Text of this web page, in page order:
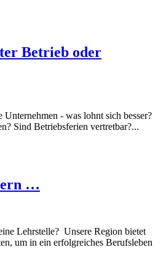
Betrieb oder
- was lohnt sich besser?
Sind Betriebsferien vertretbar?...
…
Lehrstelle? Unsere Region bietet
um in ein erfolgreiches Berufsleben